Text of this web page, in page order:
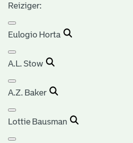
Reiziger:
Eulogio Horta
A.L. Stow
A.Z. Baker
Lottie Bausman